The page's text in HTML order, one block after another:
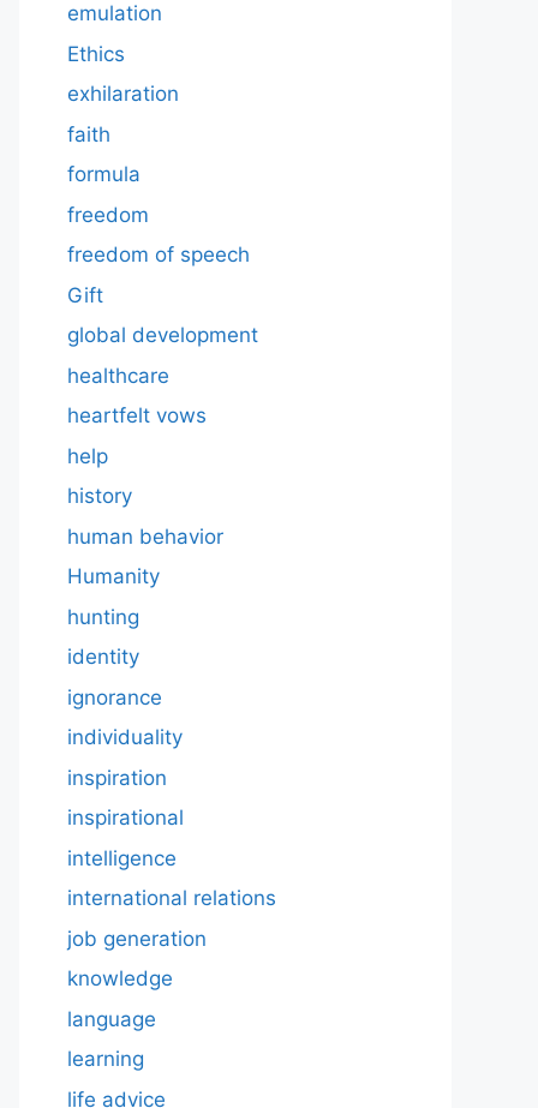
emulation
Ethics
exhilaration
faith
formula
freedom
freedom of speech
Gift
global development
healthcare
heartfelt vows
help
history
human behavior
Humanity
hunting
identity
ignorance
individuality
inspiration
inspirational
intelligence
international relations
job generation
knowledge
language
learning
life advice